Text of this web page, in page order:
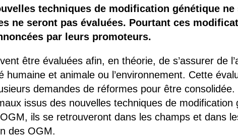
semence…. et semence
sont les avantages et les inconvénients des OGM ?
techniques de modification génétique
ne seront pas évaluées. Pourtant ces
par leurs promoteurs.
être évaluées afin, en théorie, de s’assurer de
humaine et animale ou l’environnement. Cette
demandes de réformes pour être
issus des nouvelles techniques de
ils se retrouveront dans les champs et dans
des OGM.